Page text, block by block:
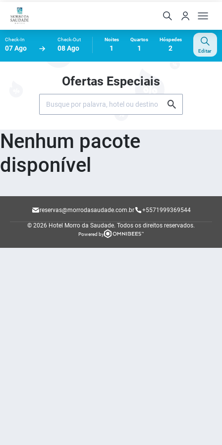
Check-In
07 Ago
Check-Out
08 Ago
Noites
1
Quartos
1
Hóspedes
2 Editar
Ofertas Especiais
Nenhum pacote
disponível
reservas@morrodasaudade.com.br +5571999369544
© 2026 Hotel Morro da Saudade. Todos os direitos reservados.
Powered by